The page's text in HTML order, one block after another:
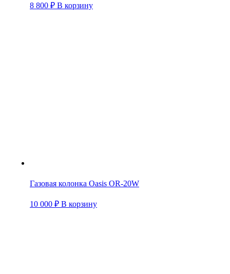
8 800 ₽ В корзину
Газовая колонка Oasis OR-20W
10 000 ₽ В корзину